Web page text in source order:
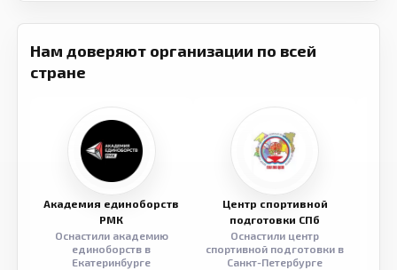
Нам доверяют организации по всей
стране
Академия единоборств
РМК
Оснастили академию
единоборств в
Екатеринбурге
Центр спортивной
подготовки СПб
Оснастили центр
спортивной подготовки в
Санкт-Петербурге